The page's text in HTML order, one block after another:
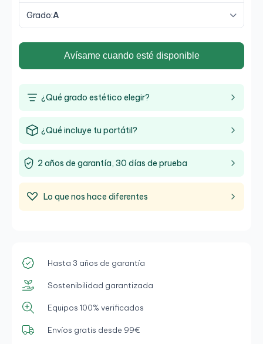
Grado:A
Avísame cuando esté disponible
¿Qué grado estético elegir?
¿Qué incluye tu portátil?
2 años de garantía, 30 días de prueba
Lo que nos hace diferentes
Hasta 3 años de garantía
Sostenibilidad garantizada
Equipos 100% verificados
Envíos gratis desde 99€